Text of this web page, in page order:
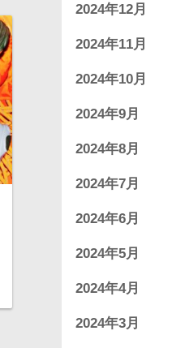
2024年12月
2024年11月
2024年10月
2024年9月
2024年8月
2024年7月
2024年6月
2024年5月
2024年4月
2024年3月